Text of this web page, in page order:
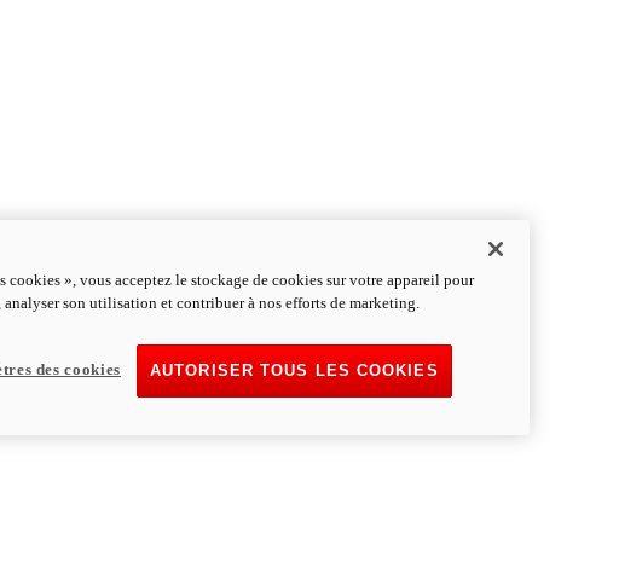
cookies », vous acceptez le stockage de cookies sur votre appareil pour
son utilisation et contribuer à nos efforts de marketing.
AUTORISER TOUS LES COOKIES
des cookies